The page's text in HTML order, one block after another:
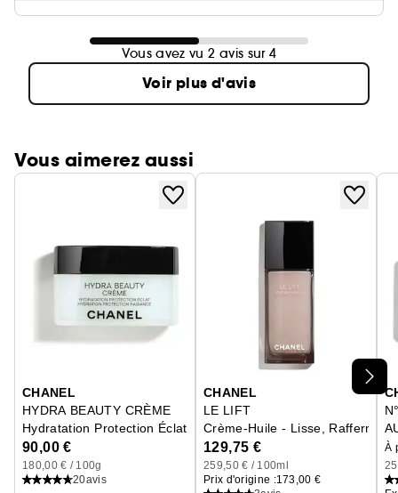
Vous avez vu 2 avis sur 4
Voir plus d'avis
Vous aimerez aussi
CHANEL
HYDRA BEAUTY CRÈME
Hydratation Protection Éclat
90,00 €
180,00 € / 100g
20avis
CHANEL
LE LIFT
Crème-Huile - Lisse, Raffermit
129,75 €
259,50 € / 100ml
Prix d'origine :173,00 €
À